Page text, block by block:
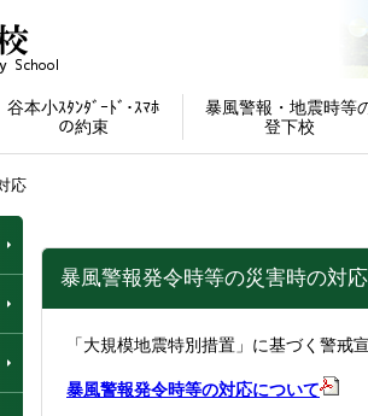
谷本小ｽﾀﾝﾀﾞｰﾄﾞ･ｽﾏﾎ
の約束
暴風警報・地震時等
登下校
応
暴風警報発令時等の災害時の対応
「大規模地震特別措置」に基づく警戒
暴風警報発令時等の対応について